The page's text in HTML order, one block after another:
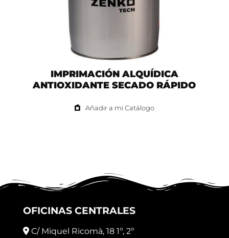
IMPRIMACIÓN ALQUÍDICA
ANTIOXIDANTE SECADO RÁPIDO
Añadir a mi Catálogo
OFICINAS CENTRALES
C/ Miquel Ricomà, 18 1º, 2º